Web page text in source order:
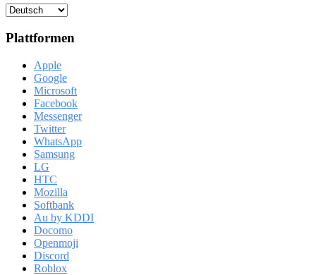
Plattformen
Apple
Google
Microsoft
Facebook
Messenger
Twitter
WhatsApp
Samsung
LG
HTC
Mozilla
Softbank
Au by KDDI
Docomo
Openmoji
Discord
Roblox